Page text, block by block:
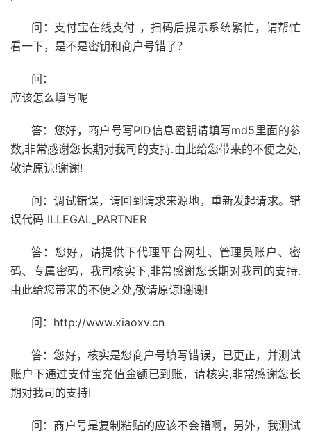
问：支付宝在线支付 ，扫码后提示系统繁忙，请帮忙
看一下，是不是密钥和商户号错了？
问：
应该怎么填写呢
答：您好，商户号写PID信息密钥请填写md5里面的参
数,非常感谢您长期对我司的支持.由此给您带来的不便之处,
敬请原谅!谢谢!
问：调试错误，请回到请求来源地，重新发起请求。错
误代码 ILLEGAL_PARTNER
答：您好，请提供下代理平台网址、管理员账户、密
码、专属密码，我司核实下,非常感谢您长期对我司的支持.
由此给您带来的不便之处,敬请原谅!谢谢!
问：http://www.xiaoxv.cn
答：您好，核实是您商户号填写错误，已更正，并测试
账户下通过支付宝充值金额已到账，请核实,非常感谢您长
期对我司的支持!
问：商户号是复制粘贴的应该不会错啊，另外，我测试